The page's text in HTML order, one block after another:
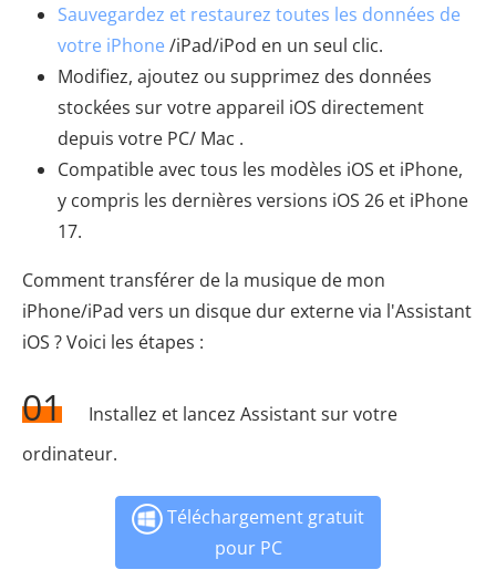
Sauvegardez et restaurez toutes les données de
votre iPhone /iPad/iPod en un seul clic.
Modifiez, ajoutez ou supprimez des données
stockées sur votre appareil iOS directement
depuis votre PC/ Mac .
Compatible avec tous les modèles iOS et iPhone,
y compris les dernières versions iOS 26 et iPhone
17.
Comment transférer de la musique de mon
iPhone/iPad vers un disque dur externe via l'Assistant
iOS ? Voici les étapes :
01
Installez et lancez Assistant sur votre
ordinateur.
Téléchargement gratuit
pour PC